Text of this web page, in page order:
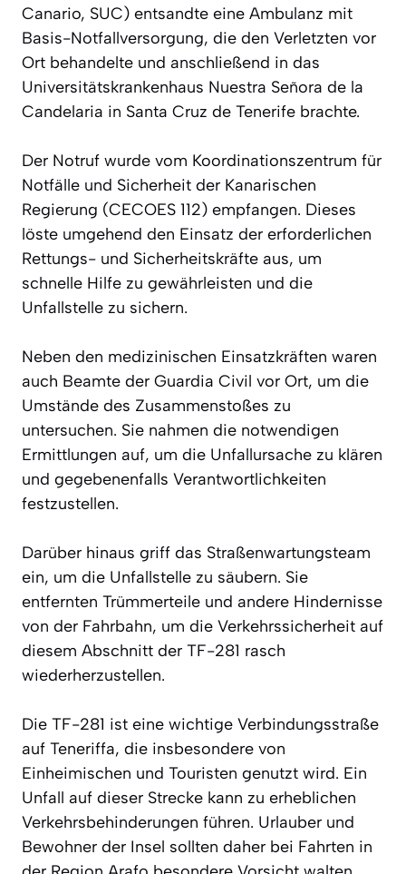
Canario, SUC) entsandte eine Ambulanz mit
Basis-Notfallversorgung, die den Verletzten vor
Ort behandelte und anschließend in das
Universitätskrankenhaus Nuestra Señora de la
Candelaria in Santa Cruz de Tenerife brachte.
Der Notruf wurde vom Koordinationszentrum für
Notfälle und Sicherheit der Kanarischen
Regierung (CECOES 112) empfangen. Dieses
löste umgehend den Einsatz der erforderlichen
Rettungs- und Sicherheitskräfte aus, um
schnelle Hilfe zu gewährleisten und die
Unfallstelle zu sichern.
Neben den medizinischen Einsatzkräften waren
auch Beamte der Guardia Civil vor Ort, um die
Umstände des Zusammenstoßes zu
untersuchen. Sie nahmen die notwendigen
Ermittlungen auf, um die Unfallursache zu klären
und gegebenenfalls Verantwortlichkeiten
festzustellen.
Darüber hinaus griff das Straßenwartungsteam
ein, um die Unfallstelle zu säubern. Sie
entfernten Trümmerteile und andere Hindernisse
von der Fahrbahn, um die Verkehrssicherheit auf
diesem Abschnitt der TF-281 rasch
wiederherzustellen.
Die TF-281 ist eine wichtige Verbindungsstraße
auf Teneriffa, die insbesondere von
Einheimischen und Touristen genutzt wird. Ein
Unfall auf dieser Strecke kann zu erheblichen
Verkehrsbehinderungen führen. Urlauber und
Bewohner der Insel sollten daher bei Fahrten in